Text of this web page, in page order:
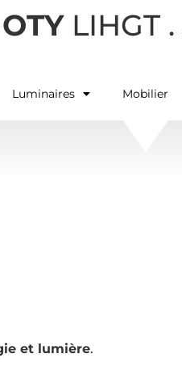
OTYLIHGT .
Luminaires Mobilier
et lumière.